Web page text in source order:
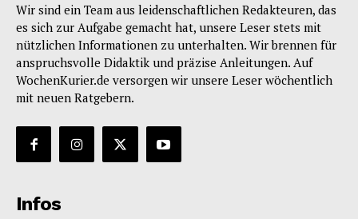
Wir sind ein Team aus leidenschaftlichen Redakteuren, das
es sich zur Aufgabe gemacht hat, unsere Leser stets mit
nützlichen Informationen zu unterhalten. Wir brennen für
anspruchsvolle Didaktik und präzise Anleitungen. Auf
WochenKurier.de versorgen wir unsere Leser wöchentlich
mit neuen Ratgebern.
Infos